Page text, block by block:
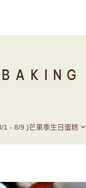
1 - 8/9 )芒果季生日蛋糕
8吋岩燒千層蛋糕